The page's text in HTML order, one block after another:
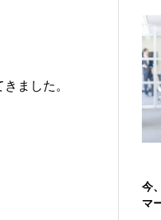
ました。
今
マ